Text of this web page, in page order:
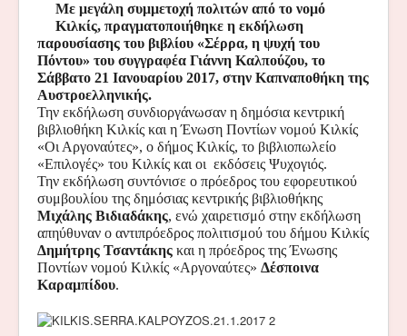
Με μεγάλη συμμετοχή πολιτών από το νομό
Κιλκίς, πραγματοποιήθηκε η εκδήλωση
παρουσίασης του βιβλίου «Σέρρα, η ψυχή του
Πόντου» του συγγραφέα Γιάννη Καλπούζου, το
Σάββατο 21 Ιανουαρίου 2017, στην Καπναποθήκη της
Αυστροελληνικής.
Την εκδήλωση συνδιοργάνωσαν η δημόσια κεντρική
βιβλιοθήκη Κιλκίς και η Ένωση Ποντίων νομού Κιλκίς
«Οι Αργοναύτες», ο δήμος Κιλκίς, το βιβλιοπωλείο
«Επιλογές» του Κιλκίς και οι εκδόσεις Ψυχογιός.
Την εκδήλωση συντόνισε ο πρόεδρος του εφορευτικού
συμβουλίου της δημόσιας κεντρικής βιβλιοθήκης
Μιχάλης Βιδιαδάκης, ενώ χαιρετισμό στην εκδήλωση
απηύθυναν ο αντιπρόεδρος πολιτισμού του δήμου Κιλκίς
Δημήτρης Τσαντάκης και η πρόεδρος της Ένωσης
Ποντίων νομού Κιλκίς «Αργοναύτες» Δέσποινα
Καραμπίδου.